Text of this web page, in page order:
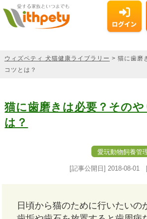
ウィズペティ 犬猫健康ライブラリー > 猫に歯磨
コツとは？
猫に歯磨きは必要？その
は？
愛玩動物飼養管
[記事公開日] 2018-08-01[
日頃から猫のために行いたいの